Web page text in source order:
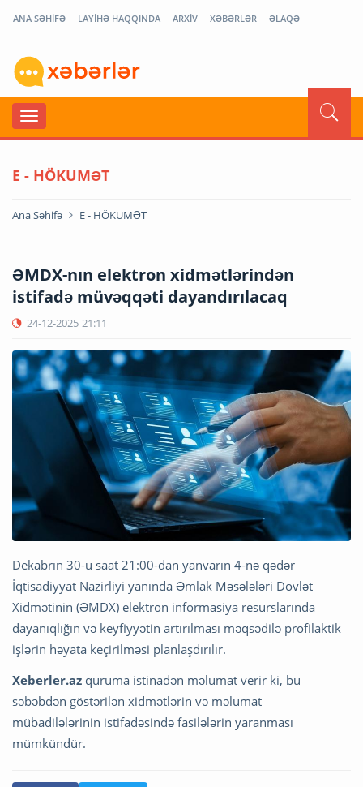
ANA SƏHİFƏ LAYİHƏ HAQQINDA ARXİV XƏBƏRLƏR ƏLAQƏ
E - HÖKUMƏT
Ana Səhifə E - HÖKUMƏT
ƏMDX-nın elektron xidmətlərindən
istifadə müvəqqəti dayandırılacaq
24-12-2025 21:11
Dekabrın 30-u saat 21:00-dan yanvarın 4-nə qədər
İqtisadiyyat Nazirliyi yanında Əmlak Məsələləri Dövlət
Xidmətinin (ƏMDX) elektron informasiya resurslarında
dayanıqlığın və keyfiyyətin artırılması məqsədilə profilaktik
işlərin həyata keçirilməsi planlaşdırılır.
Xeberler.az quruma istinadən məlumat verir ki, bu
səbəbdən göstərilən xidmətlərin və məlumat
mübadilələrinin istifadəsində fasilələrin yaranması
mümkündür.